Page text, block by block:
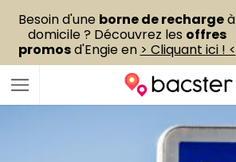
Besoin d'une borne de rechargeà
domicile ? Découvrez les offres
promosd'Engie en > Cliquant ici ! <